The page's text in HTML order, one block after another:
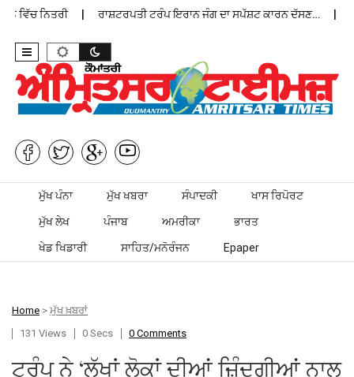
ਵਿੱਚ ਨਿਤਰੀ ਰਾਸ਼ਟਰਪਤੀ ਟਰੰਪ ਇਰਾਨ ਜੰਗ ਦਾ ਸਪੱਸ਼ਟ ਕਾਰਨ ਦੱਸਣ…
Skip to content
ਮੁੱਖ ਪੰਨਾ ਮੁੱਖ ਖਬਰਾ ਸੰਪਾਦਕੀ ਖਾਸ ਰਿਪੋਰਟ
ਮੁੱਖ ਲੇਖ ਪੰਜਾਬ ਅਮਰੀਕਾ ਭਾਰਤ
ਖੇਡ ਖਿਡਾਰੀ ਸਾਹਿਤ/ਮਨੋਰੰਜਨ Epaper
Home > ਮੁੱਖ ਖ਼ਬਰਾਂ
131 Views
0 Secs 0 Comments
ਟਰੰਪ ਨੇ ‘ਲੱਖਾਂ ਲੋਕਾਂ ਦੀਆਂ ਜ਼ਿੰਦਗੀਆਂ ਨਾਲ